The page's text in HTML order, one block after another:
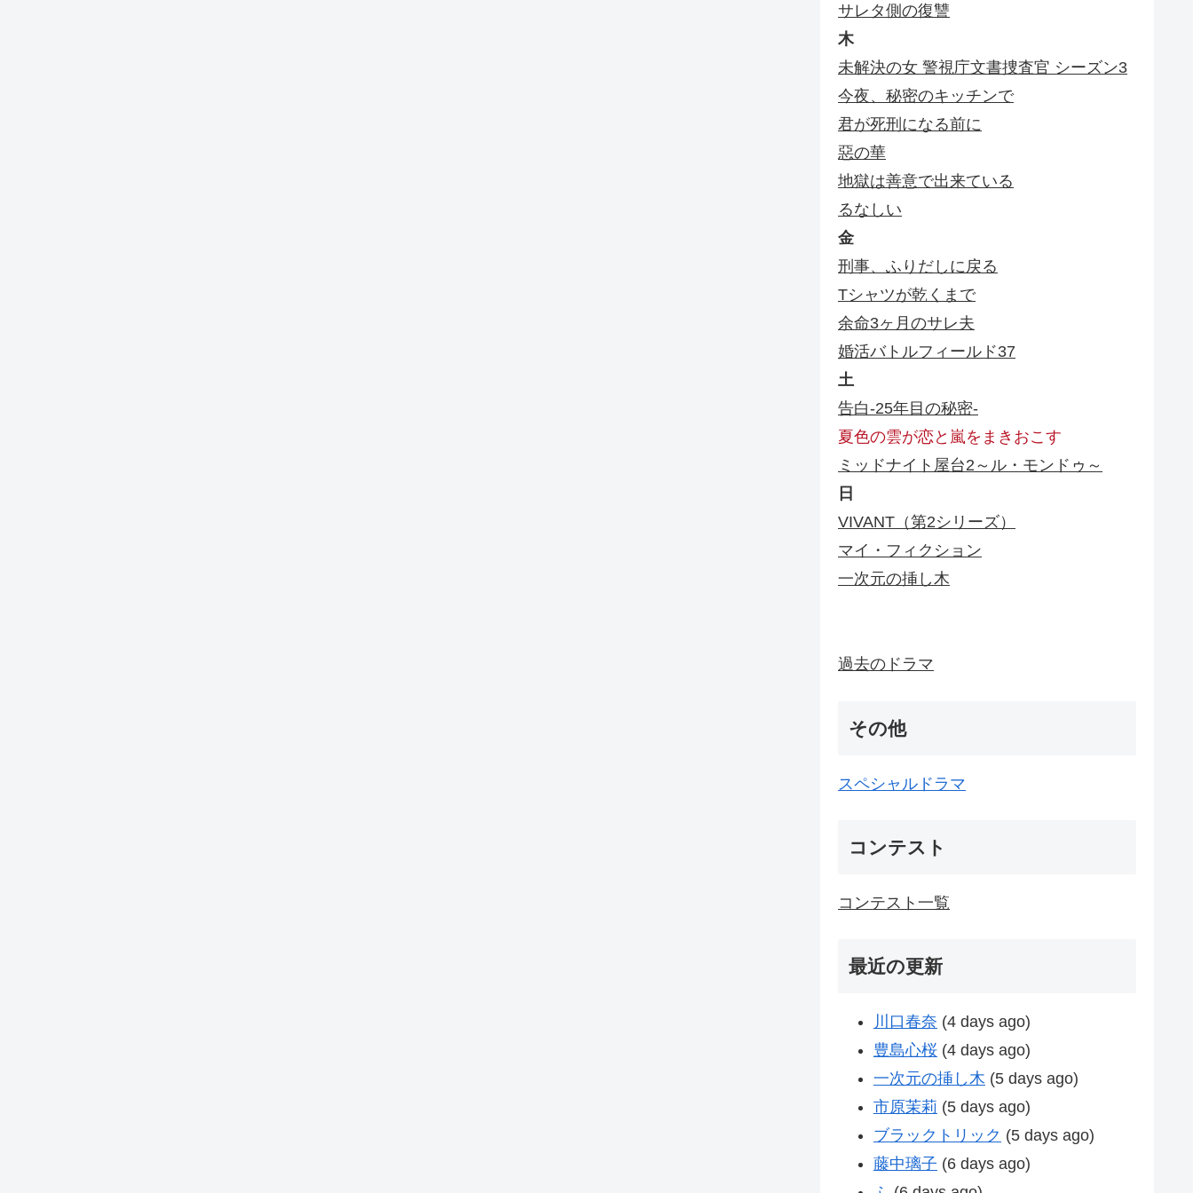
サレタ側の復讐
木
未解決の女 警視庁文書捜査官 シーズン3
今夜、秘密のキッチンで
君が死刑になる前に
惡の華
地獄は善意で出来ている
るなしい
金
刑事、ふりだしに戻る
Tシャツが乾くまで
余命3ヶ月のサレ夫
婚活バトルフィールド37
土
告白-25年目の秘密-
夏色の雲が恋と嵐をまきおこす
ミッドナイト屋台2～ル・モンドゥ～
日
VIVANT（第2シリーズ）
マイ・フィクション
一次元の挿し木
過去のドラマ
その他
スペシャルドラマ
コンテスト
コンテスト一覧
最近の更新
川口春奈 (4 days ago)
豊島心桜 (4 days ago)
一次元の挿し木 (5 days ago)
市原茉莉 (5 days ago)
ブラックトリック (5 days ago)
藤中璃子 (6 days ago)